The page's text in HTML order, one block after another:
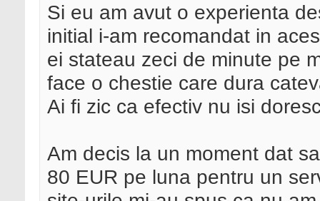
Si eu am avut o experienta
initial i-am recomandat in
ei stateau zeci de minute pe
face o chestie care dura
Ai fi zic ca efectiv nu isi
Am decis la un moment dat
80 EUR pe luna pentru un